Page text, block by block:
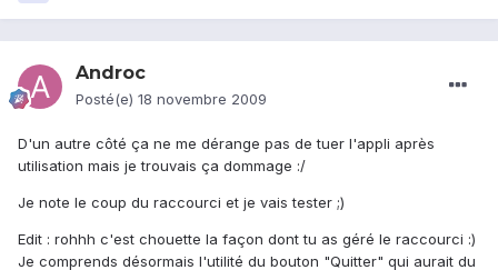
Androc
Posté(e) 18 novembre 2009
D'un autre côté ça ne me dérange pas de tuer l'appli après
utilisation mais je trouvais ça dommage :/
Je note le coup du raccourci et je vais tester ;)
Edit : rohhh c'est chouette la façon dont tu as géré le raccourci :)
Je comprends désormais l'utilité du bouton "Quitter" qui aurait du